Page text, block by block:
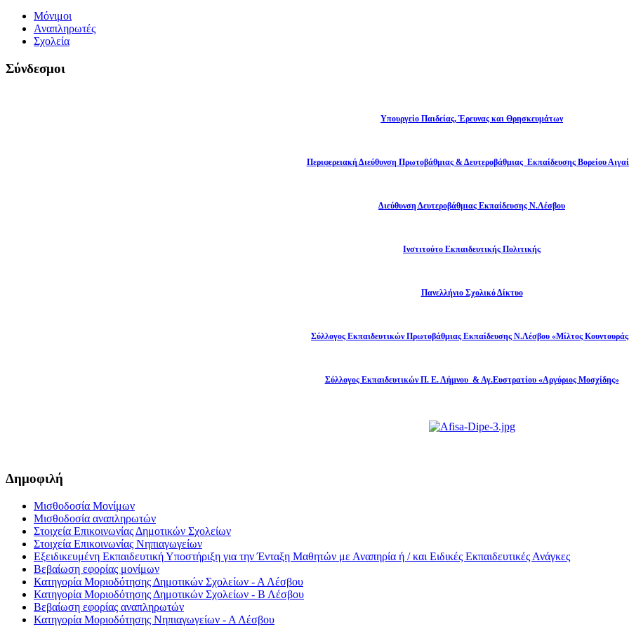
Μόνιμοι
Αναπληρωτές
Σχολεία
Σύνδεσμοι
Υπουργείο Παιδείας, Έρευνας και Θρησκευμάτων
Περιφερειακή Διεύθυνση Πρωτοβάθμιας & Δευτεροβάθμιας Εκπαίδευσης Βορείου
Διεύθυνση Δευτεροβάθμιας Εκπαίδευσης Ν.Λέσβου
Ινστιτούτο Εκπαιδευτικής Πολιτικής
Πανελλήνιο Σχολικό Δίκτυο
Σύλλογος Εκπαιδευτικών Πρωτοβάθμιας Εκπαίδευσης Ν.Λέσβου «Μίλτος
Σύλλογος Εκπαιδευτικών Π. Ε. Λήμνου & Αγ.Ευστρατίου «Αργύριος Μοσχίδης»
Δημοφιλή
Μισθοδοσία Μονίμων
Μισθοδοσία αναπληρωτών
Στοιχεία Επικοινωνίας Δημοτικών Σχολείων
Στοιχεία Επικοινωνίας Νηπιαγωγείων
Εξειδικευμένη Εκπαιδευτική Υποστήριξη για την Ένταξη Μαθητών με Αναπηρία ή / και Eιδικές Εκπαιδευτικές Ανάγκες
Βεβαίωση εφορίας μονίμων
Κατηγορία Μοριοδότησης Δημοτικών Σχολείων - Α Λέσβου
Κατηγορία Μοριοδότησης Δημοτικών Σχολείων - Β Λέσβου
Βεβαίωση εφορίας αναπληρωτών
Κατηγορία Μοριοδότησης Νηπιαγωγείων - Α Λέσβου